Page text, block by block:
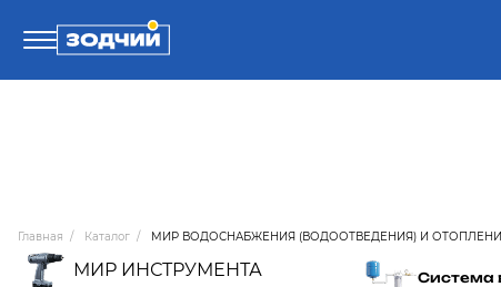
8 (4242) 30-00-27
Главная / Каталог / МИР ВОДОСНАБЖЕНИЯ (ВОДООТВЕДЕНИЯ) И
МИР ИНСТРУМЕНТА Система